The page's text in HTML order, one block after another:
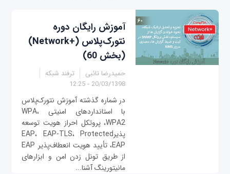
آموزش رایگان دوره
نتورک‌پلاس (+Network)
(بخش 60)
حمیدرضا تائبی
ترفند شبکه
20/03/1398 - 12:25
در شماره گذشته آموزش نتورک‌پلاس
با استانداردهای امنیتی WPA،
WPA2، پروتکل احراز هویت توسعه
پذیرEAP، EAP-TLS، Protected
EAP، تأیید هویت انعطاف‌پذیر EAP
از طریق تونل زدن امن و ابزارهای
مانیتورینگ آشنا...